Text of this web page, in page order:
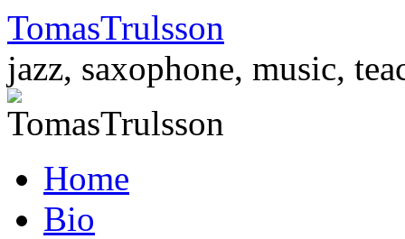
TomasTrulsson
jazz, saxophone, music,
to
contentHome
Bio